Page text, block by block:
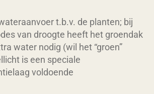
t.b.v. de planten; bij
van droogte heeft het groendak
water nodig (wil het “groen”
is een speciale
voldoende